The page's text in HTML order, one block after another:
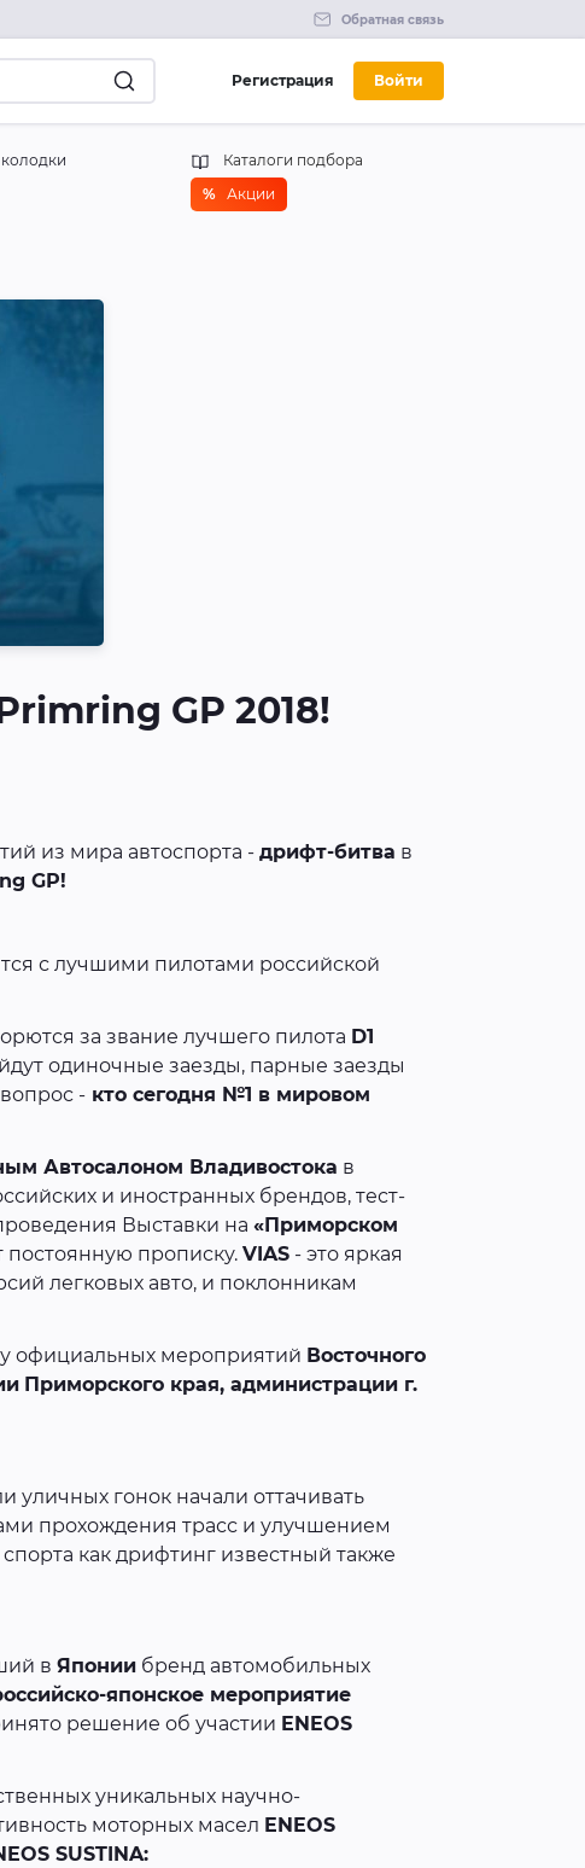
Обратная связь
Регистрация Войти
Каталоги подбора
% Акции
GP 2018!
из мира автоспорта - дрифт-битва в
GP!
с лучшими пилотами российской
за звание лучшего пилота D1
одиночные заезды, парные заезды
- кто сегодня №1 в мировом
Автосалоном Владивостока в
и иностранных брендов, тест-
Выставки на «Приморском
постоянную прописку. VIAS - это яркая
легковых авто, и поклонникам
официальных мероприятий Восточного
Приморского края, администрации г.
уличных гонок начали оттачивать
прохождения трасс и улучшением
как дрифтинг известный также
в Японии бренд автомобильных
японское мероприятие
решение об участии ENEOS
уникальных научно-
моторных масел ENEOS
SUSTINA: